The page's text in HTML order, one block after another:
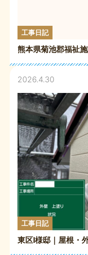
工事日記
熊本県菊池郡福祉
2026.4.30
工事日記
東区I様邸｜屋根・